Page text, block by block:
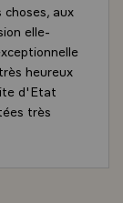
aux
elle-
heureux
d'Etat
très